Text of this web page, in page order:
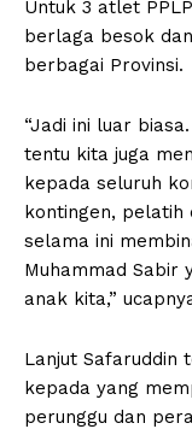
Untuk 3 atlet
berlaga besok
berbagai Provinsi.
“Jadi ini luar
tentu kita juga
kepada seluruh
kontingen, pelatih
selama ini
Muhammad Sabir
anak kita,”
Lanjut Safaruddin
kepada yang
perunggu dan